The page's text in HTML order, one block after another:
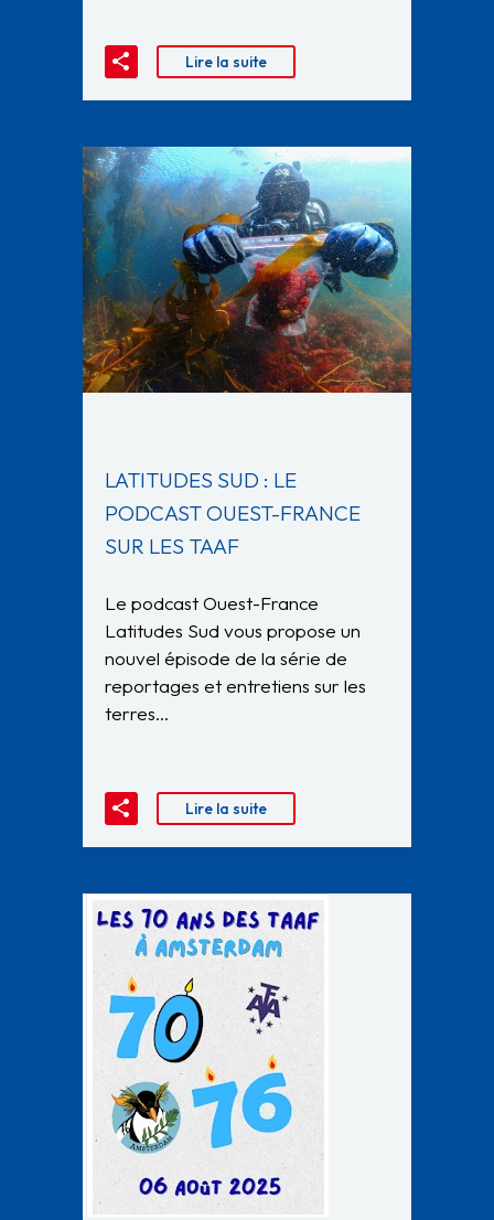
Lire la suite
LATITUDES SUD : LE
PODCAST OUEST-FRANCE
SUR LES TAAF
Le podcast Ouest-France
Latitudes Sud vous propose un
nouvel épisode de la série de
reportages et entretiens sur les
terres…
Lire la suite